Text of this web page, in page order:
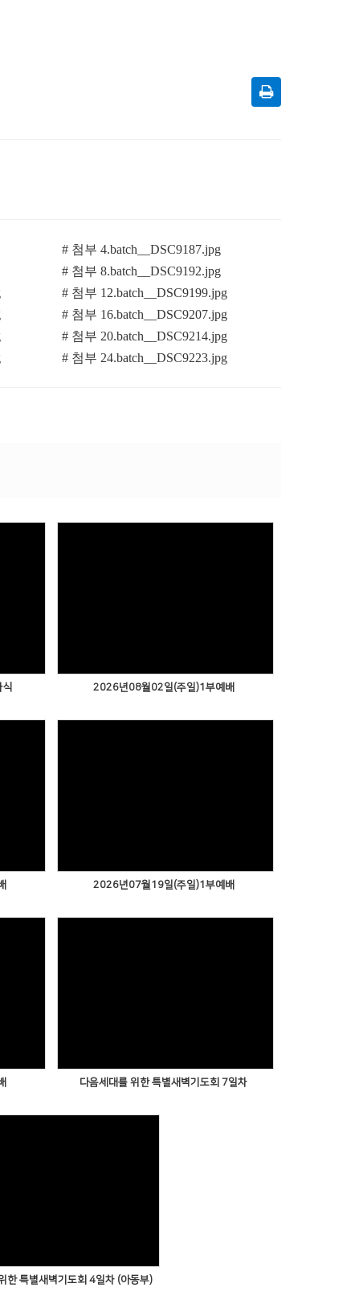
# 첨부 4.batch__DSC9187.jpg
# 첨부 8.batch__DSC9192.jpg
# 첨부 12.batch__DSC9199.jpg
# 첨부 16.batch__DSC9207.jpg
# 첨부 20.batch__DSC9214.jpg
# 첨부 24.batch__DSC9223.jpg
2026년08월02일(주일)1부예배
2026년07월19일(주일)1부예배
다음세대를 위한 특별새벽기도회 7일차
한 특별새벽기도회 4일차 (아동부)